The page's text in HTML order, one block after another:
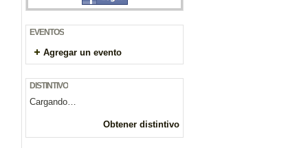
EVENTOS
Agregar un evento
DISTINTIVO
Cargando…
Obtener distintivo